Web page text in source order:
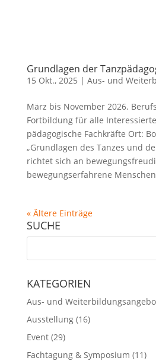
Grundlagen der
15 Okt., 2025 | Aus- und
März bis November 2026.
Fortbildung für alle
pädagogische Fachkräfte Ort:
„Grundlagen des Tanzes und
richtet sich an
bewegungserfahrene
« Ältere Einträge
SUCHE
KATEGORIEN
Aus- und
Ausstellung(16)
Event(29)
Fachtagung & Symposium (11)